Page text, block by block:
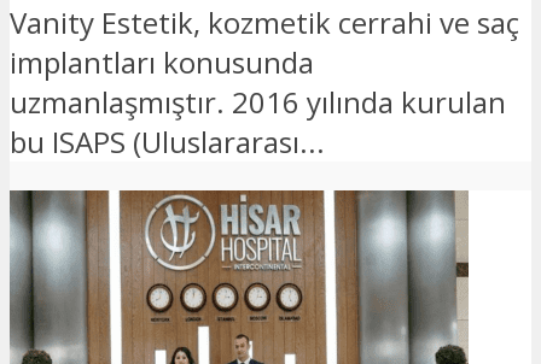
Vanity Estetik, kozmetik cerrahi ve saç
implantları konusunda
uzmanlaşmıştır. 2016 yılında kurulan
bu ISAPS (Uluslararası...